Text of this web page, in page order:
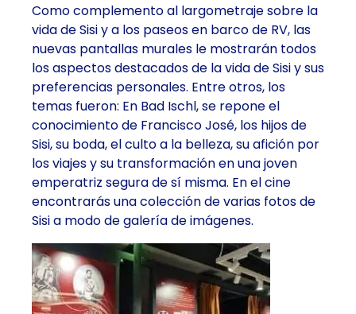
Como complemento al largometraje sobre la
vida de Sisi y a los paseos en barco de RV, las
nuevas pantallas murales le mostrarán todos
los aspectos destacados de la vida de Sisi y sus
preferencias personales. Entre otros, los
temas fueron: En Bad Ischl, se repone el
conocimiento de Francisco José, los hijos de
Sisi, su boda, el culto a la belleza, su afición por
los viajes y su transformación en una joven
emperatriz segura de sí misma. En el cine
encontrarás una colección de varias fotos de
Sisi a modo de galería de imágenes.